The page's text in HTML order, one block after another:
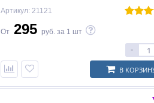
Артикул: 21121
От 295 руб. за 1 шт
-
В